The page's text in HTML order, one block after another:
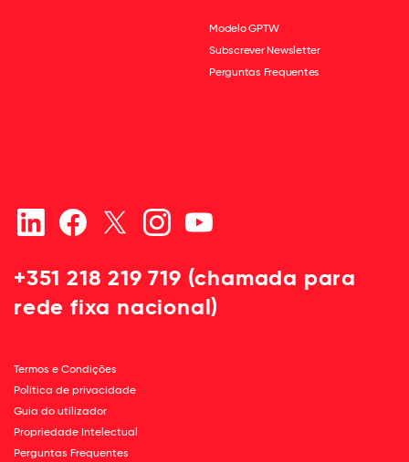
Modelo GPTW
Subscrever Newsletter
Perguntas Frequentes
+351 218 219 719 (chamada para
rede fixa nacional)
Termos e Condições
Política de privacidade
Guia do utilizador
Propriedade Intelectual
Perguntas Frequentes